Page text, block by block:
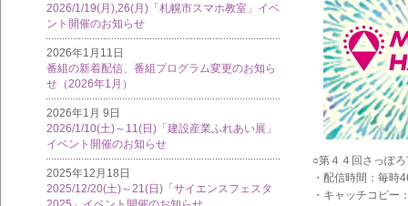
2026/1/19(月),26(月)「札幌市スマホ教室」イベ
ント開催のお知らせ
2026年1月11日
番組の新着配信、番組プログラム変更のお知ら
せ（2026年1月）
2026年1月 9日
2026/1/10(土)～11(日)「建設産業ふれあい展」
イベント開催のお知らせ
2025年12月18日
2025/12/20(土)～21(日)「サイエンスフェスタ
○第４４回さっぽ
・配信時間：毎
・キャッチコピー